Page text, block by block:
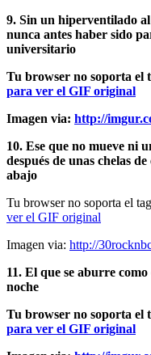
9. Sin un hiperventilado
nunca antes haber sido
universitario
Tu browser no soporta el
para ver el GIF original
Imagen via: http://
10. Ese que no mueve ni
después de unas chelas
abajo
Tu browser no soporta el
ver el GIF original
Imagen via: http://
11. El que se aburre
noche
Tu browser no soporta el
para ver el GIF original